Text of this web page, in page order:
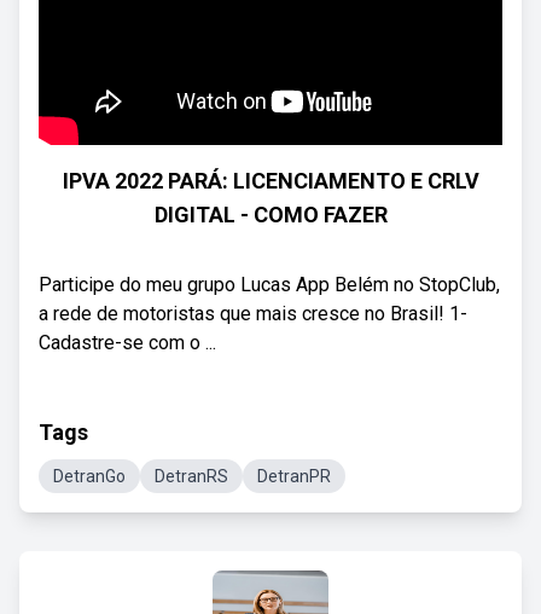
IPVA 2022 PARÁ: LICENCIAMENTO E CRLV
DIGITAL - COMO FAZER
Participe do meu grupo Lucas App Belém no StopClub,
a rede de motoristas que mais cresce no Brasil! 1-
Cadastre-se com o ...
Tags
DetranGo DetranRS DetranPR